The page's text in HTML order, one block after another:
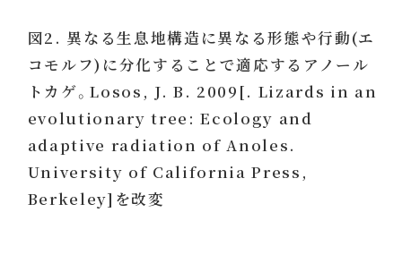
図2. 異なる生息地構造に異なる形態や行動(エ
コモルフ)に分化することで適応するアノール
トカゲ。Losos, J. B. 2009[. Lizards in an
evolutionary tree: Ecology and
adaptive radiation of Anoles.
University of California Press,
Berkeley]を改変